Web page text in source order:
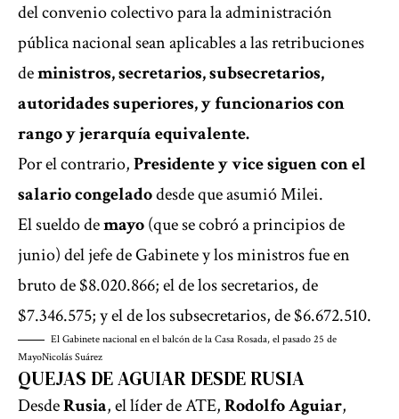
del convenio colectivo para la administración
pública nacional sean aplicables a las retribuciones
deministros, secretarios, subsecretarios,
autoridades superiores, y funcionarios con
rango y jerarquía equivalente.
Por el contrario,Presidente y vice siguen con el
salario congeladodesde que asumió Milei.
Elsueldodemayo(que se cobró a principios de
junio) del jefe de Gabinete y los ministros fue en
bruto de $8.020.866; el de los secretarios, de
$7.346.575; y el de los subsecretarios, de $6.672.510.
El Gabinete nacional en el balcón de la Casa Rosada, el pasado 25 de
MayoNicolás Suárez
QUEJAS DE AGUIAR DESDE RUSIA
DesdeRusia, el líder de ATE,Rodolfo Aguiar,